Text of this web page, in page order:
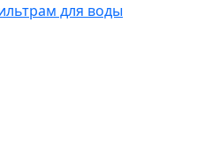
для воды